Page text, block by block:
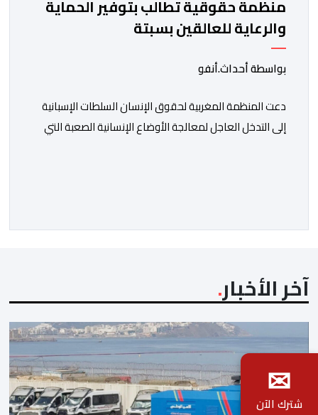
منظمة حقوقية تطالب بتوفير الحماية
والرعاية للعالقين بسبتة
بواسطة أحداث.أنفو
دعت المنظمة المغربية لحقوق الإنسان السلطات الإسبانية
إلى التدخل العاجل لمعالجة الأوضاع الإنسانية الصعبة التي
وقالت المنظمة إن عددا من العالقين يعيشون […]
آخر الأخبار
✉
شترك الآن